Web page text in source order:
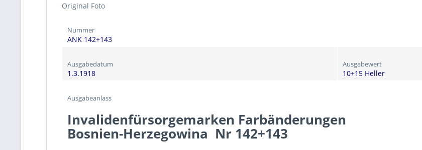
Original Foto
Nummer
ANK 142+143
Ausgabedatum
1.3.1918
Ausgabewert
10+15 Heller
Ausgabeanlass
Invalidenfürsorgemarken Farbänderungen
Bosnien-Herzegowina Nr 142+143